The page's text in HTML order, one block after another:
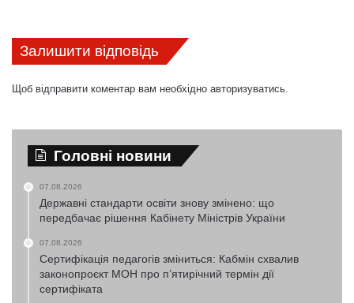
Залишити відповідь
Щоб відправити коментар вам необхідно авторизуватись.
Головні новини
07.08.2026
Державні стандарти освіти знову змінено: що
передбачає рішення Кабінету Міністрів України
07.08.2026
Сертифікація педагогів зміниться: Кабмін схвалив
законопроєкт МОН про п’ятирічний термін дії
сертифіката